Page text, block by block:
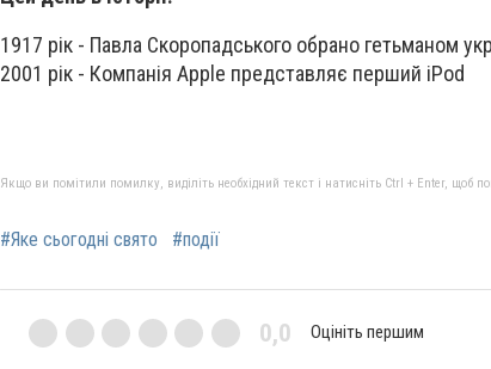
1917 рік - Павла Скоропадського обрано гетьманом
2001 рік - Компанія Apple представляє перший iPod
Якщо ви помітили помилку, виділіть необхідний текст і натисніть Ctrl + Enter, щоб
#Яке сьогодні свято #події
0,0 Оцініть першим